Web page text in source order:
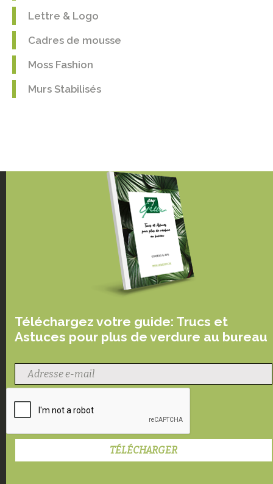
Lettre & Logo
Cadres de mousse
Moss Fashion
Murs Stabilisés
Téléchargez votre guide: Trucs et
Astuces pour plus de verdure au bureau